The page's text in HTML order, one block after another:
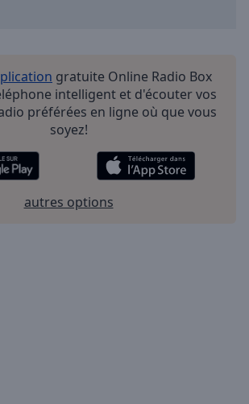
gratuite Online Radio Box
intelligent et d'écouter vos
préférées en ligne où que vous
soyez!
autres options